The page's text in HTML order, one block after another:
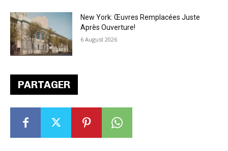
PARTAGER
New York: Œuvres Remplacées Juste
Après Ouverture!
6 August 2026